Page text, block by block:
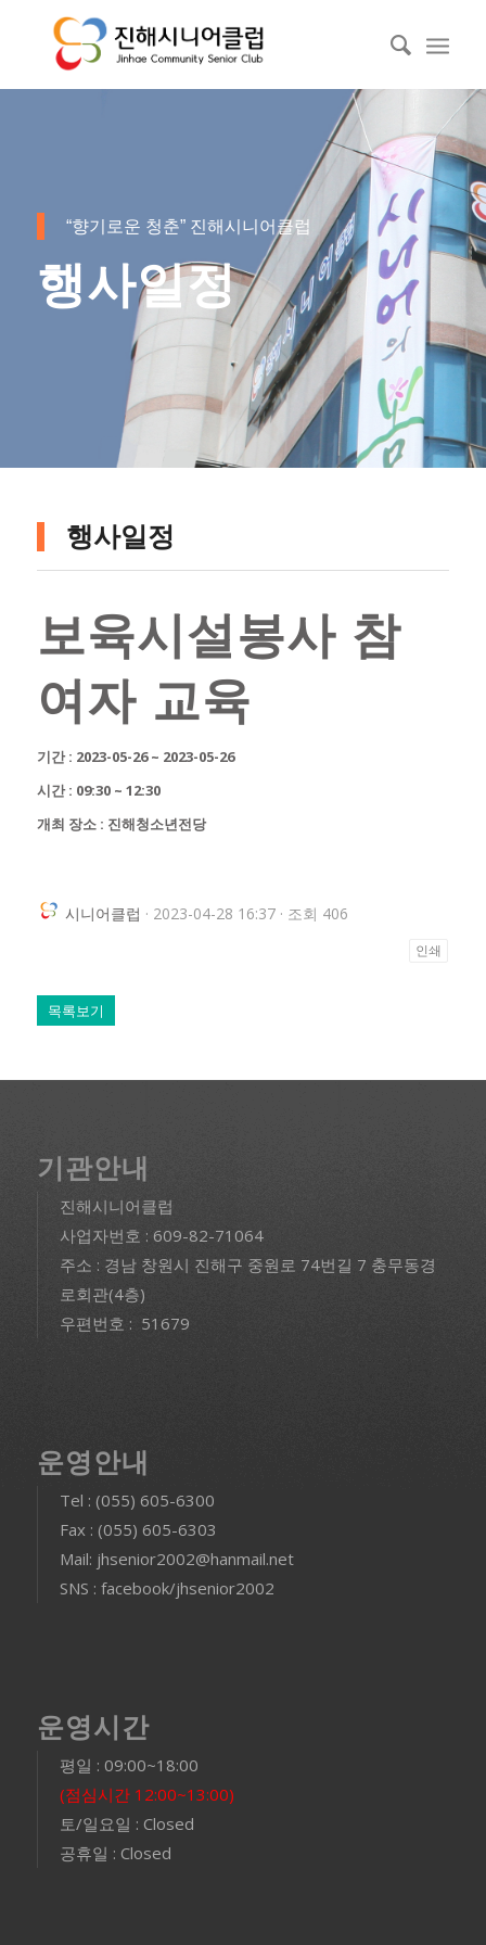
“향기로운 청춘” 진해시니어클럽
행사일정
행사일정
보육시설봉사 참
여자 교육
기간 : 2023-05-26 ~ 2023-05-26
시간 : 09:30 ~ 12:30
개최 장소 : 진해청소년전당
시니어클럽 · 2023-04-28 16:37 · 조회 406
인쇄
목록보기
기관안내
진해시니어클럽
사업자번호 : 609-82-71064
주소 : 경남 창원시 진해구 중원로 74번길 7 충무동경
로회관(4층)
우편번호 : 51679
운영안내
Tel : (055) 605-6300
Fax : (055) 605-6303
Mail: jhsenior2002@hanmail.net
SNS : facebook/jhsenior2002
운영시간
평일 : 09:00~18:00
(점심시간 12:00~13:00)
토/일요일 : Closed
공휴일 : Closed